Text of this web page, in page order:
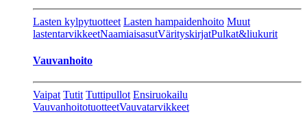
Lasten kylpytuotteet Lasten hampaidenhoito Muut
lastentarvikkeetNaamiaisasutVärityskirjatPulkat&liukurit
Vauvanhoito
Vaipat Tutit Tuttipullot Ensiruokailu
VauvanhoitotuotteetVauvatarvikkeet